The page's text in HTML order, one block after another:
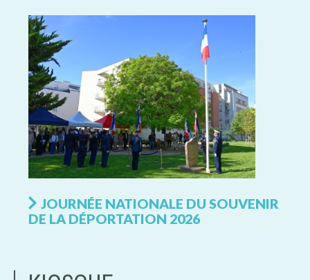
JOURNÉE NATIONALE DU SOUVENIR
DE LA DÉPORTATION 2026